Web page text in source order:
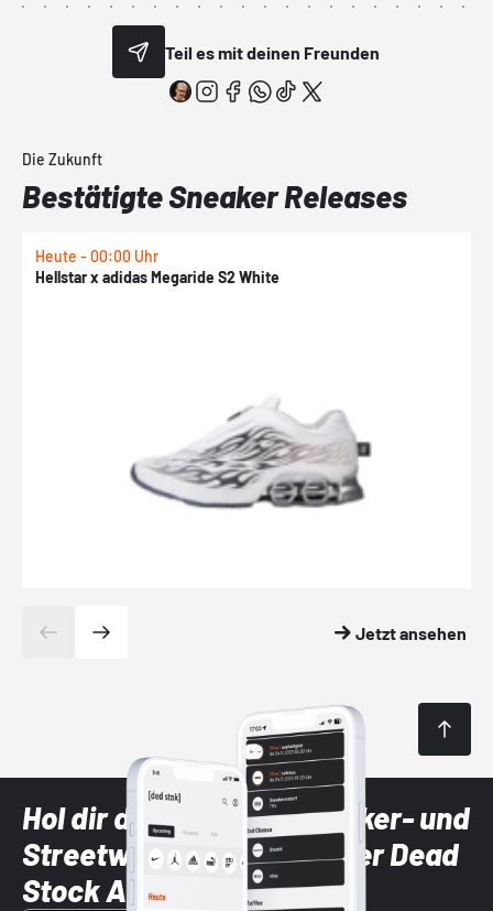
Teil es mit deinen Freunden
Die Zukunft
Bestätigte Sneaker Releases
Heute - 00:00 Uhr
Hellstar x adidas Megaride S2 White
Jetzt ansehen
Hol dir die neuesten Sneaker- und
Streetwear-Brands mit der Dead
Stock App